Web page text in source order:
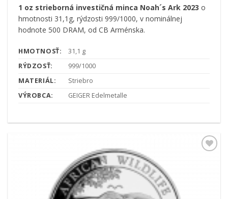
1 oz strieborná investičná minca Noah´s Ark 2023 o
hmotnosti 31,1g, rýdzosti 999/1000, v nominálnej
hodnote 500 DRAM, od CB Arménska.
HMOTNOSŤ:
31,1 g
RÝDZOSŤ:
999/1000
MATERIÁL:
Striebro
VÝROBCA:
GEIGER Edelmetalle